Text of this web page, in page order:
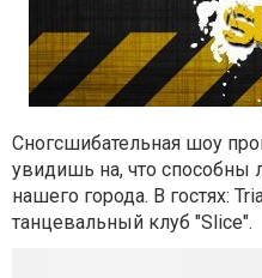
Сногсшибательная шоу
увидишь на, что
нашего города. В гостях:
танцевальный клуб "Slice".